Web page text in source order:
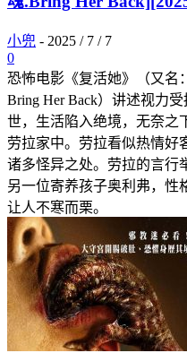
小兜 - 2025 / 7 / 7
0
恐怖电影《复活她》（又名
Bring Her Back）讲述视力
世，生活陷入绝境，无奈之
劳拉家中。劳拉看似热情好
诸多怪异之处。劳拉的言行
另一位寄养孩子奥利弗，性
让人不寒而栗。